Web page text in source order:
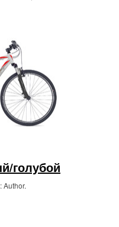
голубой
Author.